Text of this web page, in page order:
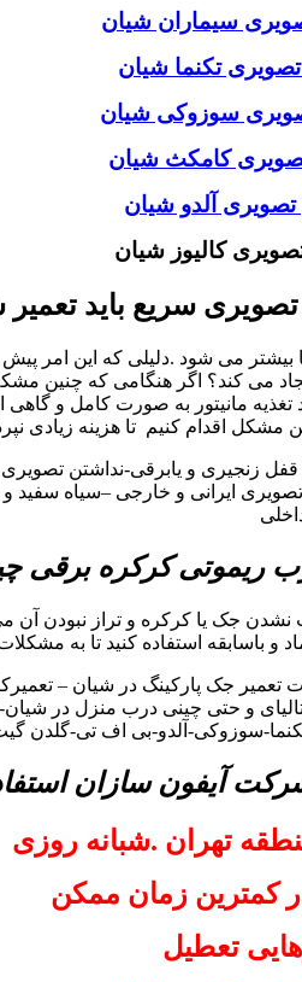
سیماران شیان
تصویری تکنما شیان
سوزوکی شیان
کامکث شیان
تصویری آلدو شیان
کالیوز شیان
سریع باید
می شود .دلیلی که این امر پیش
اگر هنگامی که چنین
مانیتور به صورت کامل و گاهی
اقدام کنیم تا هزینه زیادی
زنجیری و یابرقی-نداشتن
ایرانی و خارجی –سیاه سفید
ریموتی کرکره برقی
جک یا کرکره و تراز نبودن آن
باسابقه استفاده کنید تا به
جک پارکینگ در شیان –
و حتی چینی درب منزل در
تکنما-سوزوکی-آلدو-بی اف تی-گلدن
آیفون سازان
تهران .شبانه روزی
کمترین زمان ممکن
تعطیل